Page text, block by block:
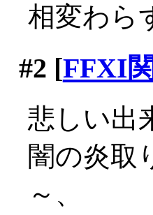
相変わら
#2 [FFXI
悲しい出
闇の炎取
～、